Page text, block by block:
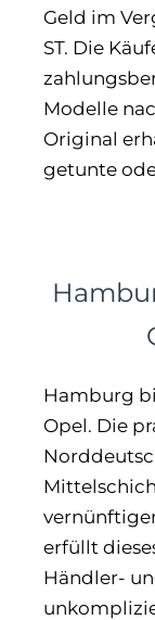
Geld im
ST. Die
Modelle
Original
getunte
Hamburg
Opel. Die
erfüllt
Händler-